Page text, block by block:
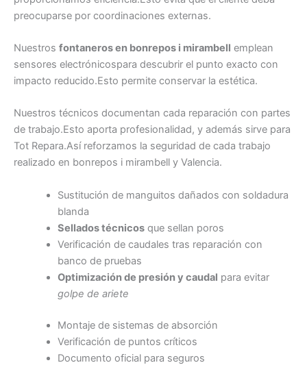
preocuparse por coordinaciones externas.
Nuestros fontaneros en bonrepos i mirambell emplean
sensores electrónicospara descubrir el punto exacto con
impacto reducido.Esto permite conservar la estética.
Nuestros técnicos documentan cada reparación con partes
de trabajo.Esto aporta profesionalidad, y además sirve para
Tot Repara.Así reforzamos la seguridad de cada trabajo
realizado en bonrepos i mirambell y Valencia.
Sustitución de manguitos dañados con soldadura
blanda
Sellados técnicosque sellan poros
Verificación de caudales tras reparación con
banco de pruebas
Optimización de presión y caudal para evitar
golpe de ariete
Montaje de sistemas de absorción
Verificación de puntos críticos
Documento oficial para seguros